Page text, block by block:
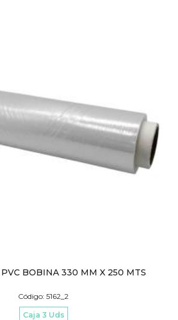
BOBINA 330 MM X 250 MTS
Código: 5162_2
Caja 3 Uds